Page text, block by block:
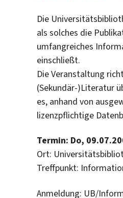
Die
als solches die
umfangreiches
einschließt.
Die Veranstaltung
(Sekundär-)Literatur
es, anhand von
lizenzpflichtige
Termin: Do,
Ort:
Treffpunkt:
Anmeldung: UB/